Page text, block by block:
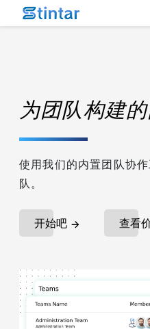
put google tag in file
为团队构建
使用我们的内置团队协
队。
开始吧 查看